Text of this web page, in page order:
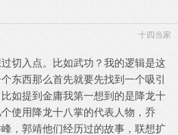
十四当家
切入点。比如武功？我的逻辑是这
东西那么首先就要先找到一个吸引
如提到金庸我第一想到的是降龙十
使用降龙十八掌的代表人物，乔
，郭靖他们经历过的故事，联想扩